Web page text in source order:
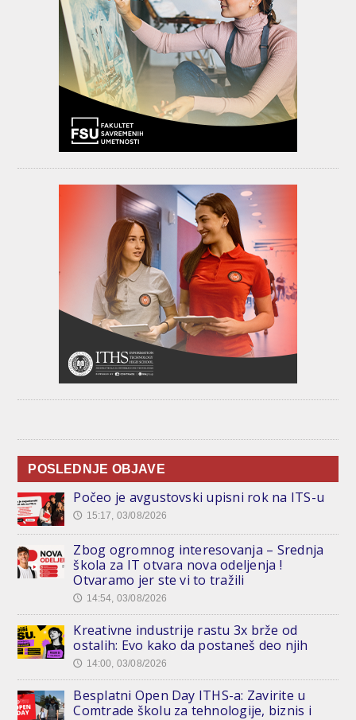
POSLEDNJE OBJAVE
Počeo je avgustovski upisni rok na ITS-u
🕔 15:17, 03/08/2026
Zbog ogromnog interesovanja – Srednja
škola za IT otvara nova odeljenja !
Otvaramo jer ste vi to tražili
🕔 14:54, 03/08/2026
Kreativne industrije rastu 3x brže od
ostalih: Evo kako da postaneš deo njih
🕔 14:00, 03/08/2026
Besplatni Open Day ITHS-a: Zavirite u
Comtrade školu za tehnologije, biznis i